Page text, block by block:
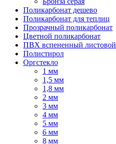
Поликарбонат дешево
Поликарбонат для теплиц
Прозрачный поликарбонат
Цветной поликарбонат
ПВХ вспененный листовой
Полистирол
Оргстекло
1 мм
1,5 мм
1,8 мм
2 мм
3 мм
4 мм
5 мм
6 мм
8 мм